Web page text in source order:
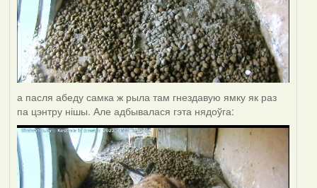
а пасля абеду самка ж рыла там гнездавую ямку як раз
па цэнтру нішы. Але адбывалася гэта нядоўга: